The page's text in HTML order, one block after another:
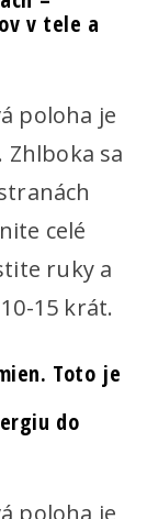
v tele a
poloha je
sa
celé
ruky a
15 krát.
Toto je
do
poloha je